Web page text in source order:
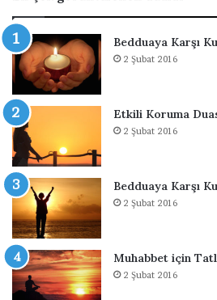
u
Bedduaya Karşı
2 Şubat 2016
Etkili Koruma
2 Şubat 2016
Bedduaya Karşı
2 Şubat 2016
Muhabbet için
2 Şubat 2016